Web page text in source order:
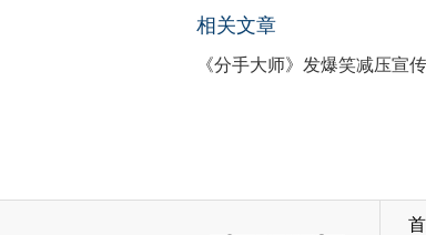
相关文章
《分手大师》发爆笑减压宣